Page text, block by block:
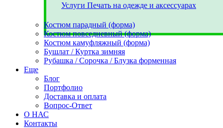
Услуги Печать на одежде и аксессуарах
Костюм парадный (форма)
Костюм повседневный (форма)
Костюм камуфляжный (форма)
Бушлат / Куртка зимняя
Рубашка / Сорочка / Блузка форменная
Еще
Блог
Портфолио
Доставка и оплата
Вопрос-Ответ
О НАС
Контакты